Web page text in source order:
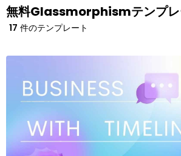
無料Glassmorphismテンプレ
17 件のテンプレート